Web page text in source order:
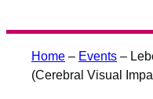
Home – Events –
(Cerebral Visual